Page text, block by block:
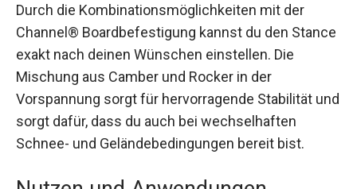
Durch die Kombinationsmöglichkeiten mit der
Channel® Boardbefestigung kannst du den
Stance exakt nach deinen Wünschen einstellen.
Die Mischung aus Camber und Rocker in der
Vorspannung sorgt für hervorragende Stabilität
und sorgt dafür, dass du auch bei wechselhaften
Schnee- und Geländebedingungen bereit bist.